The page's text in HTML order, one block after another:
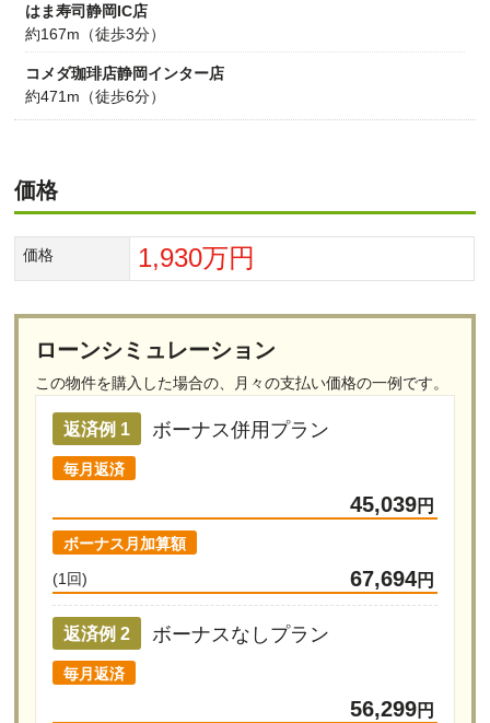
はま寿司静岡IC店
約167m（徒歩3分）
コメダ珈琲店静岡インター店
約471m（徒歩6分）
価格
価格 1,930万円
ローンシミュレーション
この物件を購入した場合の、 月々の支払い価格の一例です。
返済例 1 ボーナス併用プラン
毎月返済
45,039円
ボーナス月加算額
(1回)
67,694円
返済例 2 ボーナスなしプラン
毎月返済
56,299円